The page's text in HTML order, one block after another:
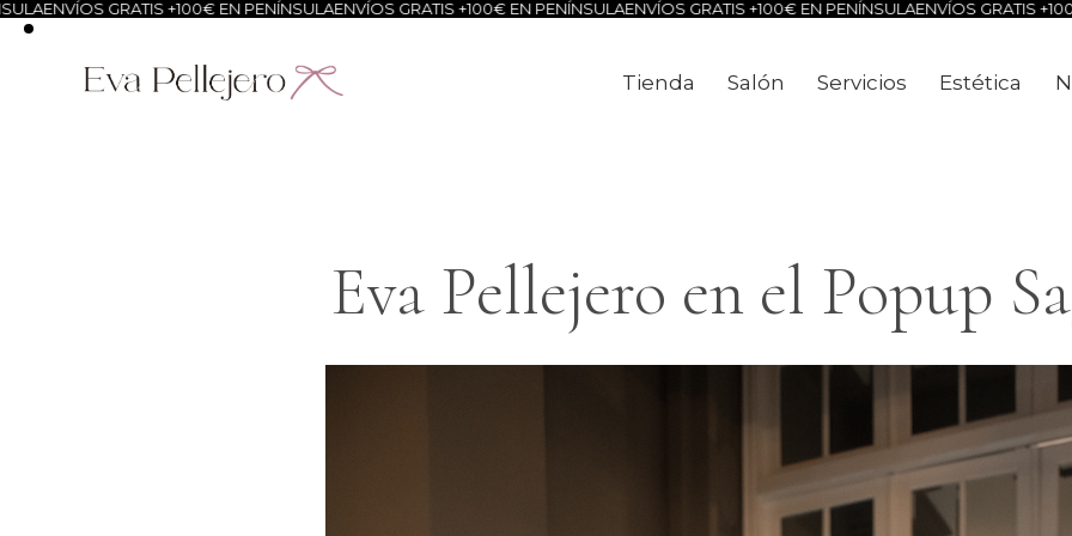
GRATIS +100€ EN PENÍNSULAENVÍOS GRATIS +100€ EN PENÍNSULAENVÍOS GRATIS +100€ EN PENÍNSULAENVÍOS GRATIS +100€ EN
Tienda Salón Servicios Estética
Eva Pellejero en el Popup